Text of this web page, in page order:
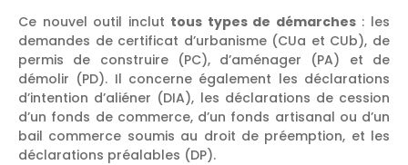
Ce nouvel outil inclut tous types de démarches: les
demandes de certificat d’urbanisme (CUa et CUb), de
permis de construire (PC), d’aménager (PA) et de
démolir (PD). Il concerne également les déclarations
d’intention d’aliéner (DIA), les déclarations de cession
d’un fonds de commerce, d’un fonds artisanal ou d’un
bail commerce soumis au droit de préemption, et les
déclarations préalables (DP).